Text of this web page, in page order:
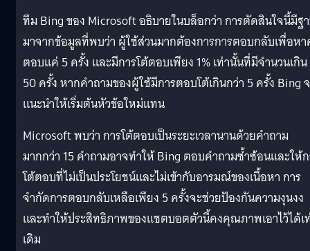
ทีม Bing ของ Microsoft อธิบายในบล็อกว่า การตัดสินใจนี้มีฐ
มาจากข้อมูลที่พบว่า ผู้ใช้ส่วนมากต้องการการตอบกลับเพื่อห
ตอบแค่ 5 ครั้ง และมีการโต้ตอบเพียง 1% เท่านั้นที่มีจำนวนเกิน
50 ครั้ง หากคำถามของผู้ใช้มีการตอบโต้เกินกว่า 5 ครั้ง Bing
แนะนำให้เริ่มต้นหัวข้อใหม่แทน
Microsoft พบว่า การโต้ตอบเป็นระยะเวลานานด้วยคำถาม
มากกว่า 15 คำถามอาจทำให้ Bing ตอบคำถามซ้ำซ้อนและให้
โต้ตอบที่ไม่เป็นประโยชน์และไม่เข้ากับอารมณ์ของเนื้อหา การ
จำกัดการตอบกลับเหลือเพียง 5 ครั้งจะช่วยป้องกันความงุนงง
และทำให้ประสิทธิภาพของแชตบอตตัวนี้คงคุณภาพเอาไว้ได้เ
เดิม